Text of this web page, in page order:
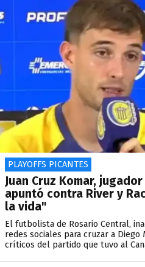
PLAYOFFS PICANTES
Juan Cruz Komar,
apuntó contra River y
la vida"
El futbolista de Rosario Central,
redes sociales para cruzar a Diego
críticos del partido que tuvo al